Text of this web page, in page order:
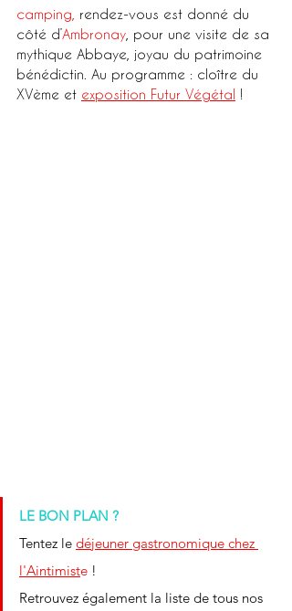
camping, rendez-vous est donné du
côté d’Ambronay , pour une visite de sa
mythique Abbaye, joyau du patrimoine
bénédictin. Au programme : cloître du
XVème et exposition Futur Végétal !
LE BON PLAN ?
Tentez le déjeuner gastronomique chez
l'Aintimiste !
Retrouvez également la liste de tous nos